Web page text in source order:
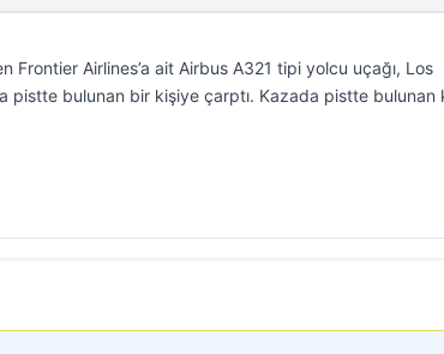
Frontier Airlines’a ait Airbus A321 tipi yolcu uçağı, Los
pistte bulunan bir kişiye çarptı. Kazada pistte bulunan